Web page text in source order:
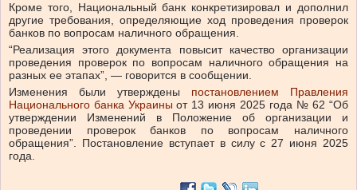
Кроме того, Национальный банк конкретизировал и дополнил
другие требования, определяющие ход проведения проверок
банков по вопросам наличного обращения.
“Реализация этого документа повысит качество организации
проведения проверок по вопросам наличного обращения на
разных ее этапах”, — говорится в сообщении.
Изменения были утверждены
постановлением Правления
Национального банка Украины от 13 июня 2025 года № 62 “Об
утверждении Изменений в Положение об организации и
проведении проверок банков по вопросам наличного
обращения”. Постановление вступает в силу с 27 июня 2025
года.